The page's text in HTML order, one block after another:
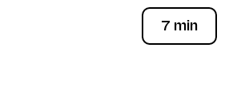
7 min